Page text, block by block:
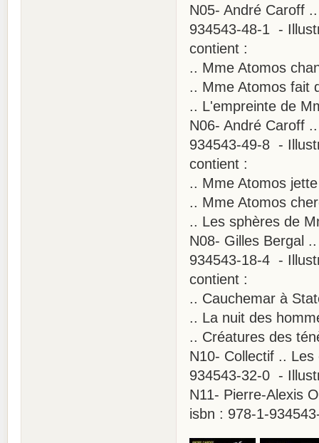
N05- André Caroff
934543-48-1 -
contient :
.. Mme Atomos
.. Mme Atomos fait
.. L'empreinte de
N06- André Caroff
934543-49-8 -
contient :
.. Mme Atomos
.. Mme Atomos
.. Les sphères de
N08- Gilles Bergal
934543-18-4 -
contient :
.. Cauchemar à
.. La nuit des
.. Créatures des
N10- Collectif ..
934543-32-0 -
N11- Pierre-Alexis
isbn : 978-1-